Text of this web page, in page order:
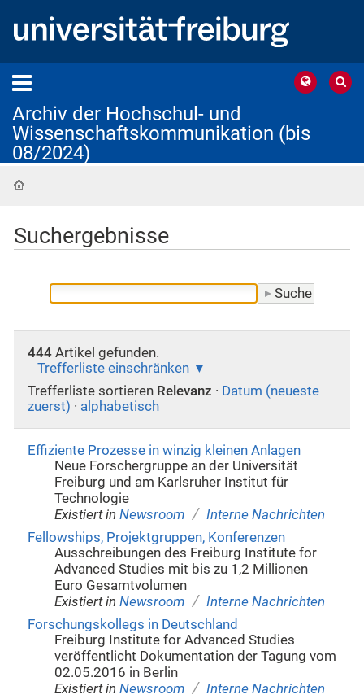
Archiv der Hochschul- und
Wissenschaftskommunikation (bis
08/2024)
Suchergebnisse
444Artikel gefunden.
Trefferliste einschränken
Trefferliste sortieren Relevanz · Datum (neueste
zuerst) · alphabetisch
Effiziente Prozesse in winzig kleinen Anlagen
Neue Forschergruppe an der Universität
Freiburg und am Karlsruher Institut für
Technologie
Existiert in Newsroom / Interne Nachrichten
Fellowships, Projektgruppen, Konferenzen
Ausschreibungen des Freiburg Institute for
Advanced Studies mit bis zu 1,2 Millionen
Euro Gesamtvolumen
Existiert in Newsroom / Interne Nachrichten
Forschungskollegs in Deutschland
Freiburg Institute for Advanced Studies
veröffentlicht Dokumentation der Tagung vom
02.05.2016 in Berlin
Existiert in Newsroom / Interne Nachrichten